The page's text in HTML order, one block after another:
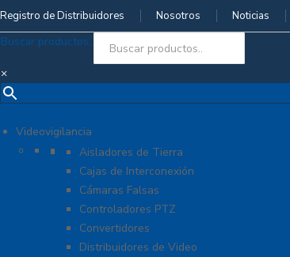
Registro de Distribuidores Nosotros Noticias
Buscar productos..
×
Videovigilancia
Accesorios generales
Aisladores de Tierra
Cajas de Interconexión
Cámaras Falsas
Controladores PTZ
Convertidores
Distribuidores de Video